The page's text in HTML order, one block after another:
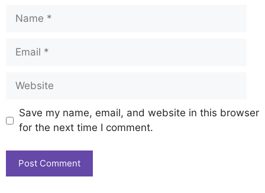
Save my name, email, and website in this browser
for the next time I comment.